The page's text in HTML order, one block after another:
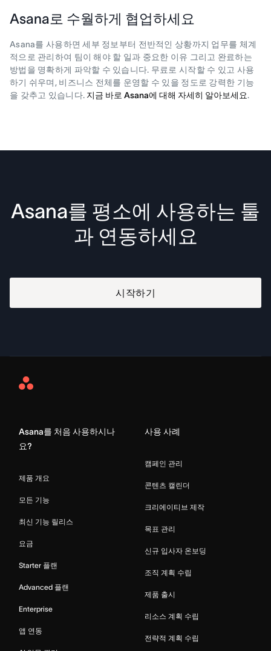
Asana로 수월하게 협업하세요
Asana를 사용하면 세부 정보부터 전반적인 상황까지 업무를 체계
적으로 관리하여 팀이 해야 할 일과 중요한 이유 그리고 완료하는
방법을 명확하게 파악할 수 있습니다. 무료로 시작할 수 있고 사용
하기 쉬우며, 비즈니스 전체를 운영할 수 있을 정도로 강력한 기능
을 갖추고 있습니다. 지금 바로 Asana에 대해 자세히 알아보세요.
Asana를 평소에 사용하는 툴
과 연동하세요
시작하기
Asana
Asana를 처음 사용하시나
요?
제품 개요
모든 기능
최신 기능 릴리스
요금
Starter 플랜
Advanced 플랜
Enterprise
앱 연동
사용 사례
캠페인 관리
콘텐츠 캘린더
크리에이티브 제작
목표 관리
신규 입사자 온보딩
조직 계획 수립
제품 출시
리소스 계획 수립
전략적 계획 수립